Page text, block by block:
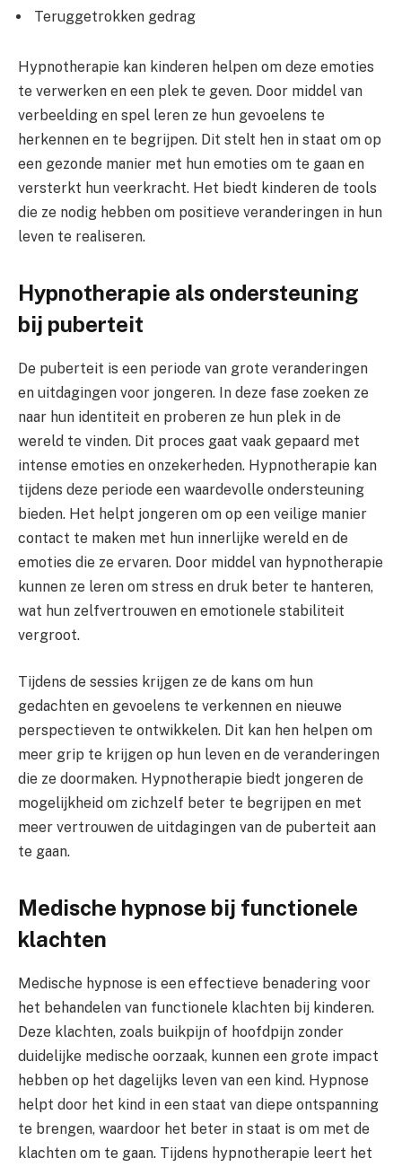
Teruggetrokken gedrag
Hypnotherapie kan kinderen helpen om deze emoties
te verwerken en een plek te geven. Door middel van
verbeelding en spel leren ze hun gevoelens te
herkennen en te begrijpen. Dit stelt hen in staat om op
een gezonde manier met hun emoties om te gaan en
versterkt hun veerkracht. Het biedt kinderen de tools
die ze nodig hebben om positieve veranderingen in hun
leven te realiseren.
Hypnotherapie als ondersteuning
bij puberteit
De puberteit is een periode van grote veranderingen
en uitdagingen voor jongeren. In deze fase zoeken ze
naar hun identiteit en proberen ze hun plek in de
wereld te vinden. Dit proces gaat vaak gepaard met
intense emoties en onzekerheden. Hypnotherapie kan
tijdens deze periode een waardevolle ondersteuning
bieden. Het helpt jongeren om op een veilige manier
contact te maken met hun innerlijke wereld en de
emoties die ze ervaren. Door middel van hypnotherapie
kunnen ze leren om stress en druk beter te hanteren,
wat hun zelfvertrouwen en emotionele stabiliteit
vergroot.
Tijdens de sessies krijgen ze de kans om hun
gedachten en gevoelens te verkennen en nieuwe
perspectieven te ontwikkelen. Dit kan hen helpen om
meer grip te krijgen op hun leven en de veranderingen
die ze doormaken. Hypnotherapie biedt jongeren de
mogelijkheid om zichzelf beter te begrijpen en met
meer vertrouwen de uitdagingen van de puberteit aan
te gaan.
Medische hypnose bij functionele
klachten
Medische hypnose is een effectieve benadering voor
het behandelen van functionele klachten bij kinderen.
Deze klachten, zoals buikpijn of hoofdpijn zonder
duidelijke medische oorzaak, kunnen een grote impact
hebben op het dagelijks leven van een kind. Hypnose
helpt door het kind in een staat van diepe ontspanning
te brengen, waardoor het beter in staat is om met de
klachten om te gaan. Tijdens hypnotherapie leert het